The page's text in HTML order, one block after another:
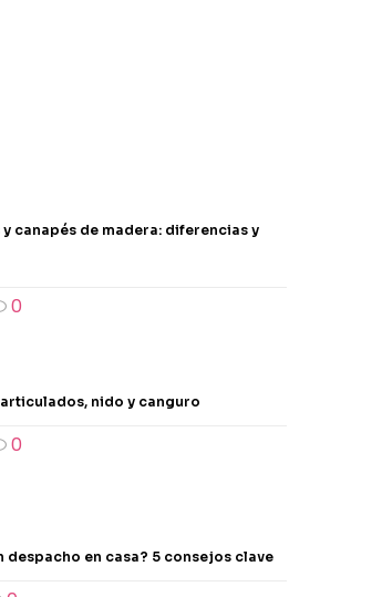
pueden
canapés de madera: diferencias y
0
nido y canguro
0
despacho en casa? 5 consejos clave